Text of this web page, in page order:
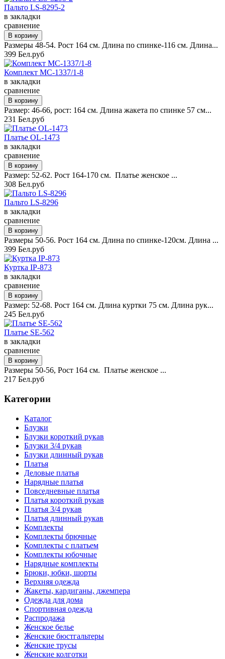
Пальто LS-8295-2
в закладки
сравнение
Размеры 48-54. Рост 164 см. Длина по спинке-116 см. Длина...
399 Бел.руб
Комплект MC-1337/1-8
в закладки
сравнение
Размер: 46-66, рост: 164 см. Длина жакета по спинке 57 см...
231 Бел.руб
Платье OL-1473
в закладки
сравнение
Размер: 52-62. Рост 164-170 см. Платье женское ...
308 Бел.руб
Пальто LS-8296
в закладки
сравнение
Размеры 50-56. Рост 164 см. Длина по спинке-120см. Длина ...
399 Бел.руб
Куртка IP-873
в закладки
сравнение
Размер: 52-68. Рост 164 см. Длина куртки 75 см. Длина рук...
245 Бел.руб
Платье SE-562
в закладки
сравнение
Размеры 50-56, Рост 164 см. Платье женское ...
217 Бел.руб
Категории
Каталог
Блузки
Блузки короткий рукав
Блузки 3/4 рукав
Блузки длинный рукав
Платья
Деловые платья
Нарядные платья
Повседневные платья
Платья короткий рукав
Платья 3/4 рукав
Платья длинный рукав
Комплекты
Комплекты брючные
Комплекты с платьем
Комплекты юбочные
Нарядные комплекты
Брюки, юбки, шорты
Верхняя одежда
Жакеты, кардиганы, джемпера
Одежда для дома
Спортивная одежда
Распродажа
Женское белье
Женские бюстгальтеры
Женские трусы
Женские колготки